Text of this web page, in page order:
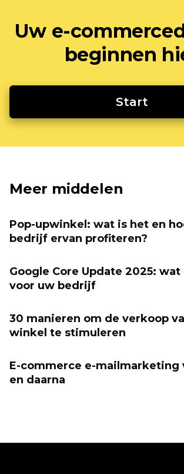
Uw e-
beginnen
Start
Meer middelen
Pop-upwinkel: wat is het en
bedrijf ervan profiteren?
Google Core Update 2025:
voor uw bedrijf
30 manieren om de verkoop
winkel te stimuleren
E-commerce e-mailmarketing
en daarna